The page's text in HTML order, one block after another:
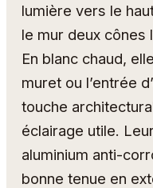
lumière vers le
le mur deux cônes
En blanc chaud,
muret ou l’entrée
touche
éclairage utile.
aluminium anti-
bonne tenue en